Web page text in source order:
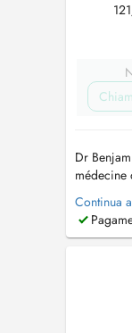
Dr
médecine
mon titre
2024 à
par un
2024)
Continua